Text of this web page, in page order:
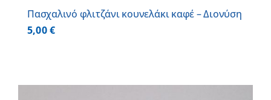
Πασχαλινό φλιτζάνι κουνελάκι καφέ – Διονύση
5,00€